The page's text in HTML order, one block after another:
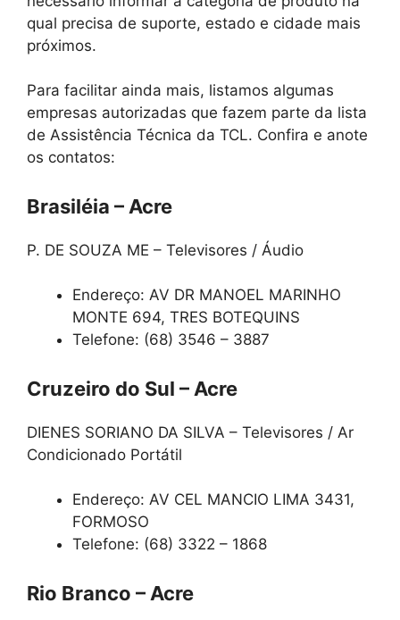
qual precisa de suporte, estado e cidade mais
próximos.
Para facilitar ainda mais, listamos algumas
empresas autorizadas que fazem parte da lista
de Assistência Técnica da TCL. Confira e anote
os contatos:
Brasiléia – Acre
P. DE SOUZA ME – Televisores / Áudio
Endereço: AV DR MANOEL MARINHO
MONTE 694, TRES BOTEQUINS
Telefone: (68) 3546 – 3887
Cruzeiro do Sul – Acre
DIENES SORIANO DA SILVA – Televisores / Ar
Condicionado Portátil
Endereço: AV CEL MANCIO LIMA 3431,
FORMOSO
Telefone: (68) 3322 – 1868
Rio Branco – Acre